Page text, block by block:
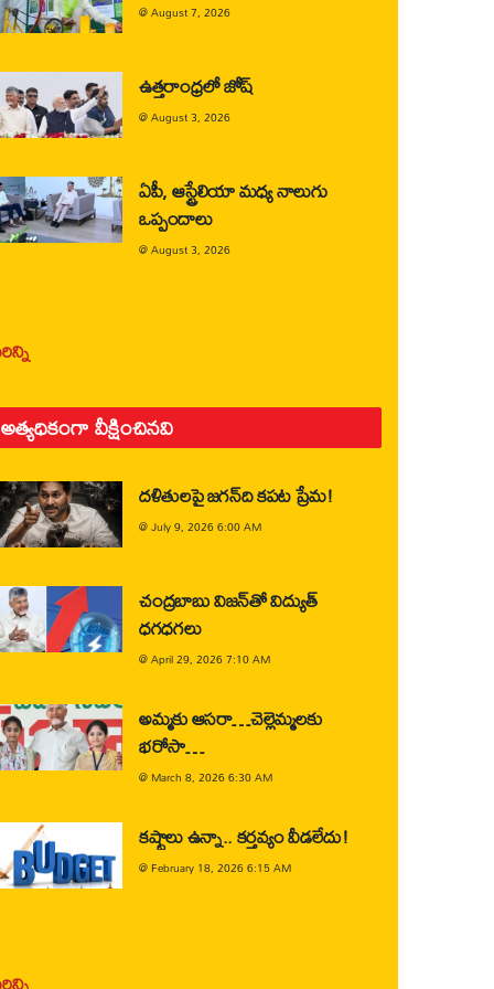
@August 7, 2026
ఉత్తరాంధ్రలో జోష్
@August 3, 2026
ఏపీ, ఆస్ట్రేలియా మధ్య నాలుగు
ఒప్పందాలు
@August 3, 2026
అత్యధికంగా వీక్షించినవి
దళితులపై జగన్‌ది కపట ప్రేమ!
@July 9, 2026 6:00 AM
చంద్రబాబు విజన్‌తో విద్యుత్
ధగధగలు
@April 29, 2026 7:10 AM
అమ్మకు ఆసరా…చెల్లెమ్మలకు
భరోసా…
@ March 8, 2026 6:30 AM
కష్టాలు ఉన్నా.. కర్తవ్యం వీడలేదు!
@February 18, 2026 6:15 AM